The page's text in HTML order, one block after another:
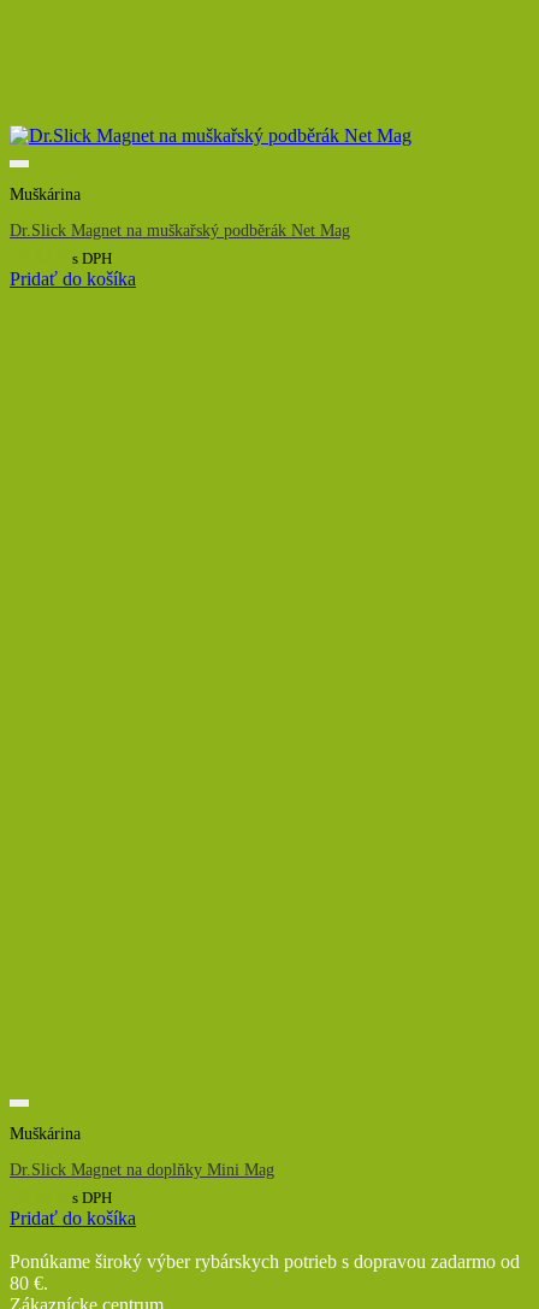
Muškárina
Dr.Slick Magnet na muškařský podběrák Net Mag
s DPH
Pridať do košíka
Muškárina
Dr.Slick Magnet na doplňky Mini Mag
s DPH
Pridať do košíka
Ponúkame široký výber rybárskych potrieb s dopravou zadarmo od
80 €.
Zákaznícke centrum